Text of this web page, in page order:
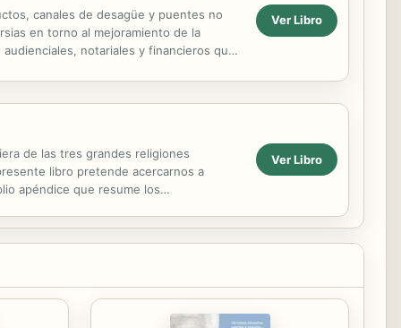
canales de desagüe y puentes no
en torno al mejoramiento de la
notariales y financieros que
Ver Libro
de las tres grandes religiones
libro pretende acercarnos a
apéndice que resume los
Ver Libro